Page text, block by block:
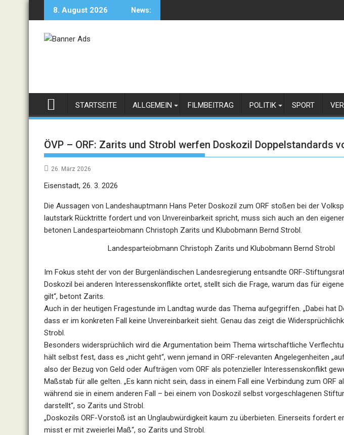
8. August 2026 News:
STARTSEITE ALLGEMEIN FILMBEITRAG POLITIK SPORT
ÖVP – ORF: Zarits und Strobl werfen Doskozil Doppelstandards
26. März 2026
Eisenstadt, 26. 3. 2026
Die Aussagen von Landeshauptmann Hans Peter Doskozil zum ORF stoßen bei der
lautstark Rücktritte fordert und von Unvereinbarkeit spricht, muss sich auch an den
betonen Landesparteiobmann Christoph Zarits und Klubobmann Bernd Strobl.
Landesparteiobmann Christoph Zarits und Klubobmann Bernd Strobl
Im Fokus steht der von der Burgenländischen Landesregierung entsandte ORF-
Doskozil bei anderen Interessenskonflikte ortet, stellt sich die Frage, warum das für
gilt“, betont Zarits.
Auch in der heutigen Fragestunde im Landtag wurde das Thema aufgegriffen. „Dabei hat
dass er im konkreten Fall keine Unvereinbarkeit sieht. Genau das zeigt die
Strobl.
Besonders widersprüchlich wird die Argumentation beim Thema wirtschaftliche
hält selbst fest, dass es „nicht geht“, wenn jemand in ORF-relevanten Angelegenheiten
also der Bezug von Geld oder Aufträgen vom ORF als potenzieller Interessenskonflikt
Maßstab für alle gelten. „Es kann nicht sein, dass in einem Fall eine Verbindung zum ORF
während sie in einem anderen Fall – bei einem von Doskozil selbst vorgeschlagenen
darstellt“, so Zarits und Strobl.
„Doskozils ORF-Vorstoß ist an Unglaubwürdigkeit kaum zu überbieten. Einerseits fordert
misst er mit zweierlei Maß“, so Zarits und Strobl.